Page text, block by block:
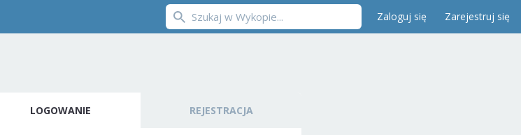
Zaloguj się Zarejestruj się
LOGOWANIE REJESTRACJA